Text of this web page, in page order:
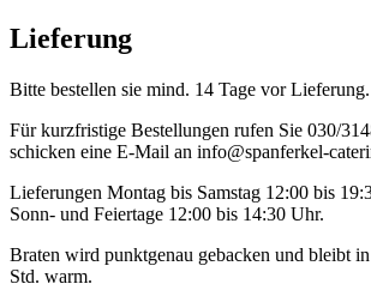
Lieferung
Bitte bestellen sie mind. 14 Tage vor Lieferung.
Für kurzfristige Bestellungen rufen Sie 030/
schicken eine E-Mail an info@spanferkel-
Lieferungen Montag bis Samstag 12:00 bis
Sonn- und Feiertage 12:00 bis 14:30 Uhr.
Braten wird punktgenau gebacken und bleibt
Std. warm.